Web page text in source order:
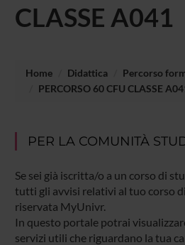
CLASSE A041
Home Didattica
Percorso
PERCORSO 60 CFU CLASSE
PER LA COMUNITÀ
Se sei già iscritta/o a un corso di
tutti gli avvisi relativi al tuo corso
riservata MyUnivr.
In questo portale potrai
servizi utili che riguardano la tua